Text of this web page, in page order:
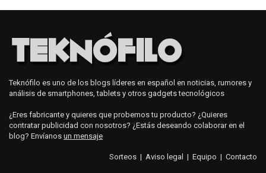
Teknófilo es uno de los blogs líderes en español en noticias, rumores y
análisis de smartphones, tablets y otros gadgets tecnológicos
¿Eres fabricante y quieres que probemos tu producto? ¿Quieres
contratar publicidad con nosotros? ¿Estás deseando colaborar en el
blog? Envíanos un mensaje
Sorteos | Aviso legal | Equipo | Contacto